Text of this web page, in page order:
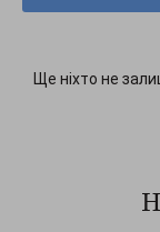
Ще ніхто не